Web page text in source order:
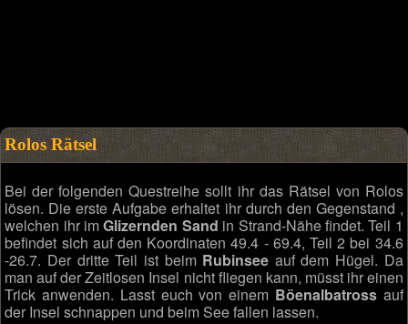
Rolos Rätsel
Bei der folgenden Questreihe sollt ihr das Rätsel von Rolos
lösen. Die erste Aufgabe erhaltet ihr durch den Gegenstand ,
welchen ihr imGlizernden Sand in Strand-Nähe findet. Teil 1
befindet sich auf den Koordinaten 49.4 - 69.4, Teil 2 bei 34.6
-26.7. Der dritte Teil ist beim Rubinsee auf dem Hügel. Da
man auf der Zeitlosen Insel nicht fliegen kann, müsst ihr einen
Trick anwenden. Lasst euch von einem Böenalbatrossauf
der Insel schnappen und beim See fallen lassen.